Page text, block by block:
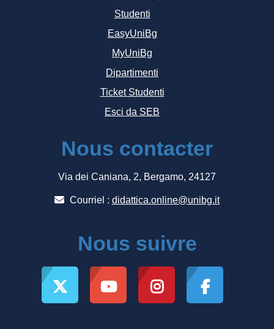
Studenti
EasyUniBg
MyUniBg
Dipartimenti
Ticket Studenti
Esci da SEB
Nous contacter
Via dei Caniana, 2, Bergamo, 24127
Courriel : didattica.online@unibg.it
Nous suivre